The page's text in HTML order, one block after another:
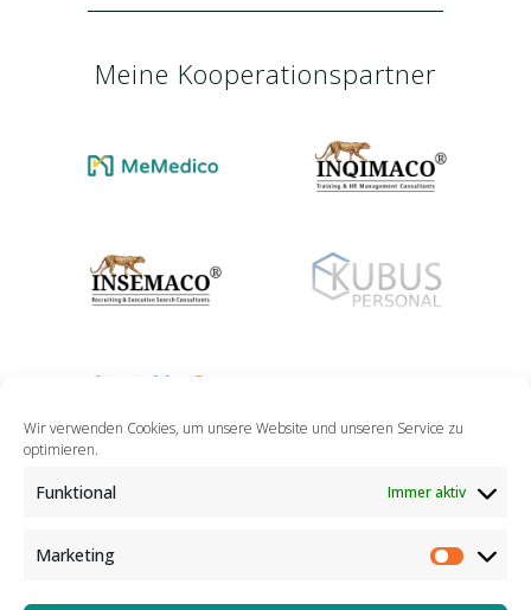
Wir verwenden Cookies, um unsere Website und unseren Service zu
optimieren.
Funktional Immer aktiv
Marketing
Meine Kooperationspartner